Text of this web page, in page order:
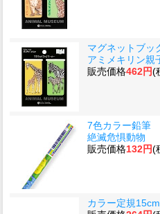
マグネットブッ
アミメキリン親
販売価格462円(
7色カラー鉛筆
絶滅危惧動物
販売価格132円(
カラー定規